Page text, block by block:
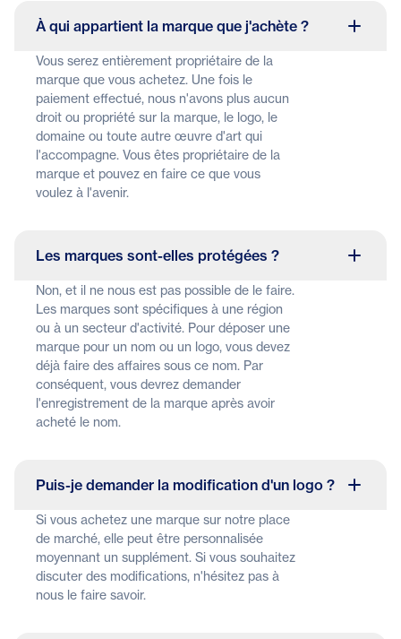
À qui appartient la marque que j'achète ?
Vous serez entièrement propriétaire de la
marque que vous achetez. Une fois le
paiement effectué, nous n'avons plus aucun
droit ou propriété sur la marque, le logo, le
domaine ou toute autre œuvre d'art qui
l'accompagne. Vous êtes propriétaire de la
marque et pouvez en faire ce que vous
voulez à l'avenir.
Les marques sont-elles protégées ?
Non, et il ne nous est pas possible de le faire.
Les marques sont spécifiques à une région
ou à un secteur d'activité. Pour déposer une
marque pour un nom ou un logo, vous devez
déjà faire des affaires sous ce nom. Par
conséquent, vous devrez demander
l'enregistrement de la marque après avoir
acheté le nom.
Puis-je demander la modification d'un logo ?
Si vous achetez une marque sur notre place
de marché, elle peut être personnalisée
moyennant un supplément. Si vous souhaitez
discuter des modifications, n'hésitez pas à
nous le faire savoir.